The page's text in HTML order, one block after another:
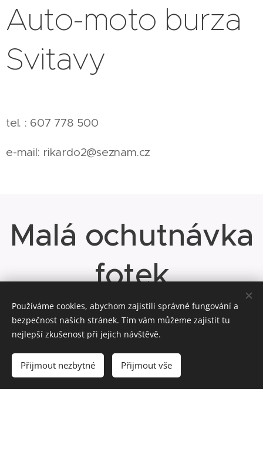
Auto-moto burza
Svitavy
tel. : 607 778 500
e-mail: rikardo2@seznam.cz
Malá ochutnávka
fotek
Používáme cookies, abychom zajistili správné fungování a
bezpečnost našich stránek. Tím vám můžeme zajistit tu
nejlepší zkušenost při jejich návštěvě.
Přijmout nezbytné Přijmout vše